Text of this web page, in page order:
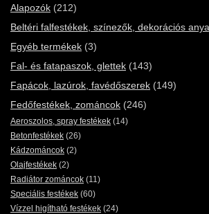
Alapozók (212)
Beltéri falfestékek, színezők, dekorációs
Egyéb termékek (3)
Fal- és fatapaszok, glettek (143)
Fapácok, lazúrok, favédőszerek (149)
Fedőfestékek, zománcok (246)
Aeroszolos, spray festékek (14)
Betonfestékek (26)
Kádzománcok (2)
Olajfestékek (2)
Radiátor zománcok (11)
Speciális festékek (60)
Vízzel higítható festékek (24)